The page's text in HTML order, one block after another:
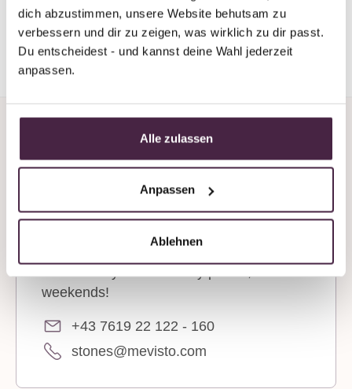
dich abzustimmen, unsere Website behutsam zu
verbessern und dir zu zeigen, was wirklich zu dir passt.
Du entscheidest - und kannst deine Wahl jederzeit
anpassen.
Alle zulassen
Anpassen
Ablehnen
*(Mevisto burial=natural burial in a scattered meadow,
anonymous burial of residual ashes)
Do you need support or
weekends!
+43 7619 22 122 - 160
stones@mevisto.com